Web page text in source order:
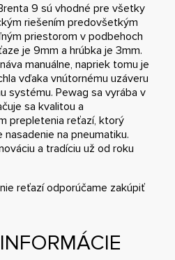
9 sú vhodné pre všetky
riešením predovšetkým
priestorom v podbehoch
je 9mm a hrúbka je 3mm.
manuálne, napriek tomu je
vďaka vnútornému uzáveru
systému. Pewag sa vyrába v
sa kvalitou a
prepletenia reťazí, ktorý
na pneumatiku.
a tradíciu už od roku
reťazí odporúčame zakúpiť